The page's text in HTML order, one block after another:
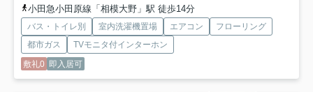
小田急小田原線「相模大野」駅 徒歩14分
バス・トイレ別 室内洗濯機置場 エアコン
フローリング
都市ガス
TVモニタ付インターホン
敷礼0 即入居可